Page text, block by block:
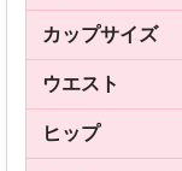
カップサイズ
ウエスト
ヒップ